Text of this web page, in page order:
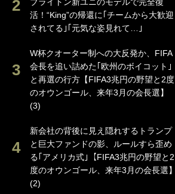
活！“King”の帰還に｢チームから大歓迎
されてる｣｢元気な姿見れて…｣
W杯クオーター制への大反発か、FIFA
会長を追い詰めた｢欧州のボイコット｣
と再選の行方【FIFA3兆円の野望と2度
のオウンゴール、来年3月の会長選】
(3)
新会社の背後に見え隠れするトランプ
と巨大ファンドの影、ルールすら歪め
る｢アメリカ式｣【FIFA3兆円の野望と2
度のオウンゴール、来年3月の会長選】
(2)